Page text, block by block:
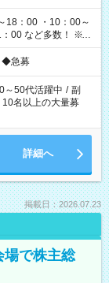
18：00 ・10：00～
※お
◆急募
～50代活躍中 / 副
10名以上の大量募
詳細へ
掲載日：2026.07.23
場で株主総